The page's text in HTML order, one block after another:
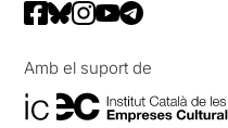
Amb el suport de